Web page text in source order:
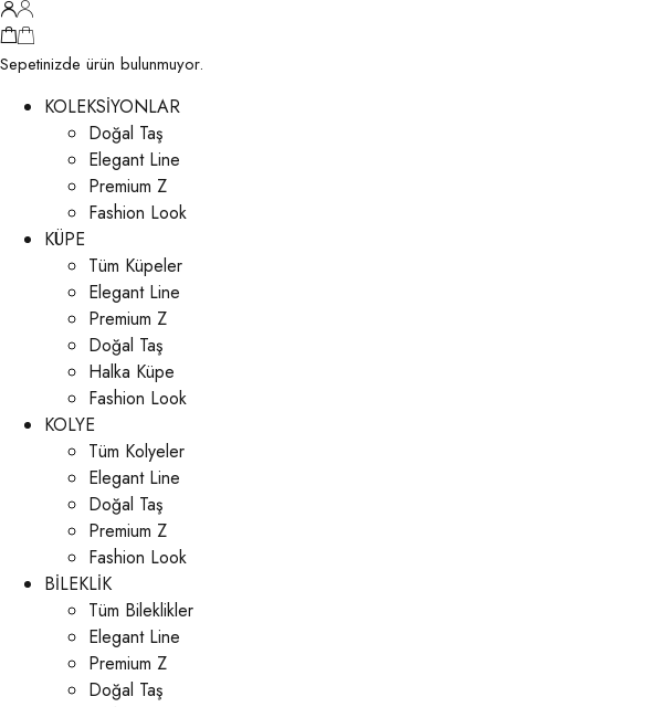
Sepetinizde ürün bulunmuyor.
KOLEKSİYONLAR
Doğal Taş
Elegant Line
Premium Z
Fashion Look
KÜPE
Tüm Küpeler
Elegant Line
Premium Z
Doğal Taş
Halka Küpe
Fashion Look
KOLYE
Tüm Kolyeler
Elegant Line
Doğal Taş
Premium Z
Fashion Look
BİLEKLİK
Tüm Bileklikler
Elegant Line
Premium Z
Doğal Taş